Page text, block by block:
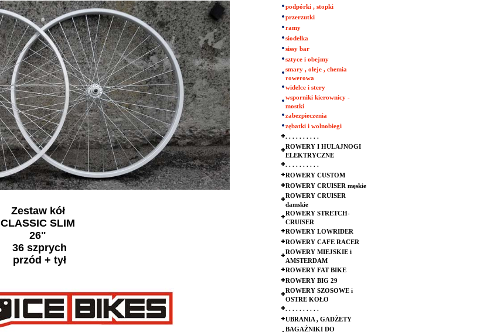
Zestaw kół
CLASSIC SLIM
26"
36 szprych
przód + tył
podpórki , stopki
przerzutki
ramy
siodełka
sissy bar
sztyce i obejmy
smary , oleje , chemia
rowerowa
widelce i stery
wsporniki kierownicy -
mostki
zabezpieczenia
zębatki i wolnobiegi
. . . . . . . . . .
ROWERY I HULAJNOGI
ELEKTRYCZNE
. . . . . . . . . .
ROWERY CUSTOM
ROWERY CRUISER męskie
ROWERY CRUISER
damskie
ROWERY STRETCH-
CRUISER
ROWERY LOWRIDER
ROWERY CAFE RACER
ROWERY MIEJSKIE i
AMSTERDAM
ROWERY FAT BIKE
ROWERY BIG 29
ROWERY SZOSOWE i
OSTRE KOŁO
. . . . . . . . . .
UBRANIA , GADŻETY
BAGAŻNIKI DO